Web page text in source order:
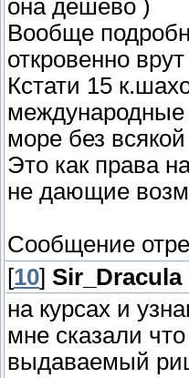
она дёшево )
Вообще
откровенно
Кстати 15
международные
море без
Это как права
не дающие
Сообщение
[10] Sir_Dracula
на курсах и
мне сказали
выдаваемый